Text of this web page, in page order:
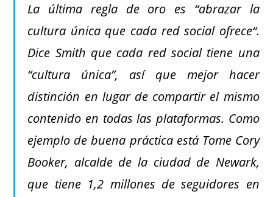
La última regla de oro es “abrazar la
cultura única que cada red social ofrece“.
Dice Smith que cada red social tiene una
“cultura única”, así que mejor hacer
distinción en lugar de compartir el mismo
contenido en todas las plataformas. Como
ejemplo de buena práctica está Tome Cory
Booker, alcalde de la ciudad de Newark,
que tiene 1,2 millones de seguidores en